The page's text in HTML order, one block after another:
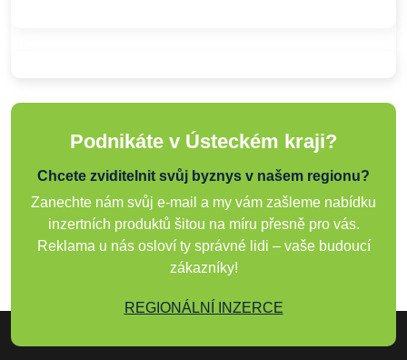
Podnikáte v Ústeckém kraji?
Chcete zviditelnit svůj byznys v našem regionu?
Zanechte nám svůj e-mail a my vám zašleme nabídku
inzertních produktů šitou na míru přesně pro vás.
Reklama u nás osloví ty správné lidi – vaše budoucí
zákazníky!
REGIONÁLNÍ INZERCE